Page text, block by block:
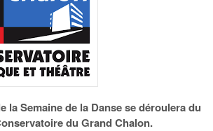
la Semaine de la Danse se déroulera du
du Grand Chalon.